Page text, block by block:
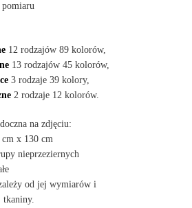
12 rodzajów 89 kolorów,
13 rodzajów 45 kolorów,
3 rodzaje 39 kolory,
2 rodzaje 12 kolorów.
na zdjęciu:
x 130 cm
nieprzeziernych
od jej wymiarów i
tkaniny.